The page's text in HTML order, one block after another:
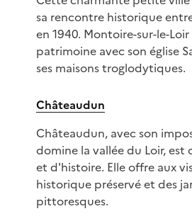
sa rencontre historique
en 1940. Montoire-sur-le-
patrimoine avec son église
ses maisons troglodytiques.
Châteaudun
Châteaudun, avec son
domine la vallée du Loir, est
et d'histoire. Elle offre aux
historique préservé et des
pittoresques.